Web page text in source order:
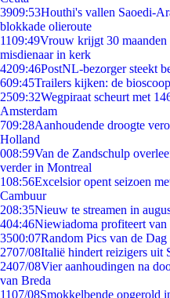
3909:53Houthi's vallen Saoedi-
blokkade olieroute
1109:49Vrouw krijgt 30
misdienaar in kerk
4209:46PostNL-bezorger steekt
609:45Trailers kijken: de
2509:32Wegpiraat scheurt met
Amsterdam
709:28Aanhoudende droogte
Holland
008:59Van de Zandschulp
verder in Montreal
108:56Excelsior opent seizoen
Cambuur
208:35Nieuw te streamen in
404:46Niewiadoma profiteert
3500:07Random Pics van de Dag
2707/08Italië hindert reizigers uit
2407/08Vier aanhoudingen na
van Breda
1107/08Smokkelbende opgerold